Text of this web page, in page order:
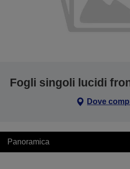
Fogli singoli lucidi
Dove
Panoramica